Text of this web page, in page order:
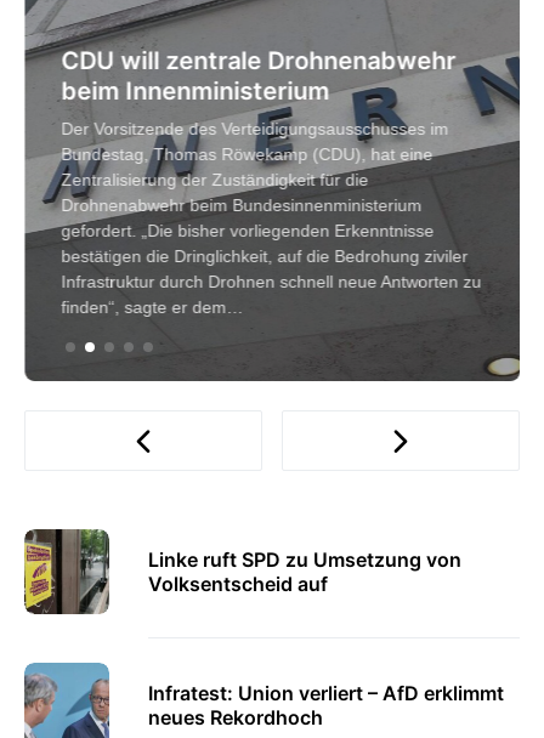
CDU will zentrale Drohnenabwehr
beim Innenministerium
Der Vorsitzende des Verteidigungsausschusses im
Bundestag, Thomas Röwekamp (CDU), hat eine
Zentralisierung der Zuständigkeit für die
Drohnenabwehr beim Bundesinnenministerium
gefordert. „Die bisher vorliegenden Erkenntnisse
bestätigen die Dringlichkeit, auf die Bedrohung ziviler
Infrastruktur durch Drohnen schnell neue Antworten zu
finden“, sagte er dem…
Linke ruft SPD zu Umsetzung von
Volksentscheid auf
Infratest: Union verliert – AfD erklimmt
neues Rekordhoch